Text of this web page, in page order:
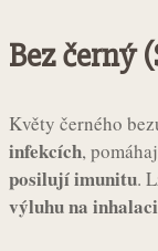
Bez černý
Květy černého
infekcích,
posilují imunitu.
výluhu na inhalaci